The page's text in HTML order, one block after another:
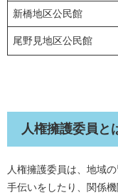
新橋地区公民館
尾野見地区公民館
人権擁護委員と
人権擁護委員は、地域
手伝いをしたり、関係